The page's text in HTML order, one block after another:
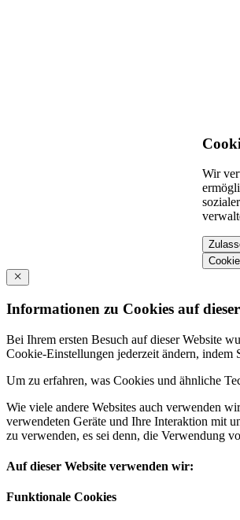
Wir
Informationen zu Cookies auf
Bei Ihrem ersten Besuch auf dieser Website
Cookie-Einstellungen jederzeit ändern, indem
Um zu erfahren, was Cookies und ähnliche
Wie viele andere Websites auch verwenden
verwendeten Geräte und Ihre Interaktion mit
zu verwenden, es sei denn, die Verwendung
Auf dieser Website verwenden wir:
Funktionale Cookies